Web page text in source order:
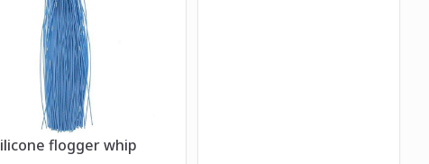
flogger whip